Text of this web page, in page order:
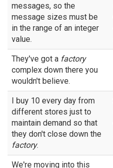
messages, so the
message sizes must be
in the range of an integer
value.
They've got a factory
complex down there you
wouldn't believe.
I buy 10 every day from
different stores just to
maintain demand so that
they don't close down the
factory.
We're moving into this